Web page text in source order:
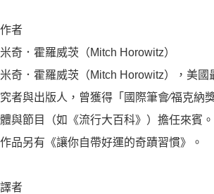
作者
米奇．霍羅威茨（Mitch Horowitz）
米奇．霍羅威茨（Mitch Horowitz），美國
究者與出版人，曾獲得「國際筆會∕福克納
體與節目（如《流行大百科》）擔任來賓
作品另有《讓你自帶好運的奇蹟習慣》。
譯者